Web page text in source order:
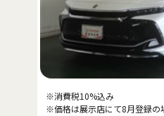
※消費税10%込み
※価格は展示店にて8月登録の